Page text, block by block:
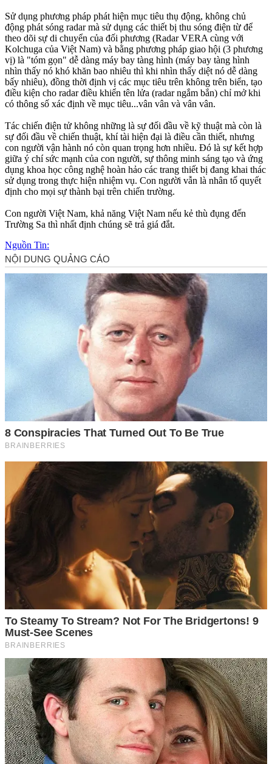
Sử dụng phương pháp phát hiện mục tiêu thụ động, không chủ
động phát sóng radar mà sử dụng các thiết bị thu sóng điện từ để
theo dõi sự di chuyển của đối phương (Radar VERA cùng với
Kolchuga của Việt Nam) và bằng phương pháp giao hội (3 phương
vị) là "tóm gọn" dễ dàng máy bay tàng hình (máy bay tàng hình
nhìn thấy nó khó khăn bao nhiêu thì khi nhìn thấy diệt nó dễ dàng
bấy nhiêu), đồng thời định vị các mục tiêu trên không trên biển, tạo
điều kiện cho radar điều khiển tên lửa (radar ngắm bắn) chỉ mở khi
có thông số xác định về mục tiêu...vân vân và vân vân.
Tác chiến điện tử không những là sự đối đầu về kỹ thuật mà còn là
sự đối đầu về chiến thuật, khí tài hiện đại là điều cần thiết, nhưng
con người vận hành nó còn quan trọng hơn nhiều. Đó là sự kết hợp
giữa ý chí sức mạnh của con người, sự thông minh sáng tạo và ứng
dụng khoa học công nghệ hoàn hảo các trang thiết bị đang khai thác
sử dụng trong thực hiện nhiệm vụ. Con người vẫn là nhân tố quyết
định cho mọi sự thành bại trên chiến trường.
Con người Việt Nam, khả năng Việt Nam nếu kẻ thù đụng đến
Trường Sa thì nhất định chúng sẽ trả giá đắt.
Nguồn Tin: